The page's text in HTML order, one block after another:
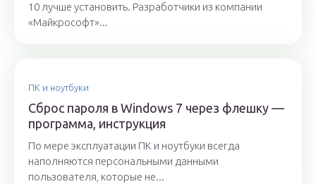
10 лучше установить. Разработчики из компании
«Майкрософт»...
ПК и ноутбуки
Сброс пароля в Windows 7 через флешку —
программа, инструкция
По мере эксплуатации ПК и ноутбуки всегда
наполняются персональными данными
пользователя, которые не...